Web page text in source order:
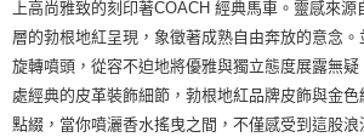
上高尚雅致的刻印著COACH 經典馬車。靈感來
層的勃根地紅呈現，象徵著成熟自由奔放的意念
旋轉噴頭，從容不迫地將優雅與獨立態度展露無
處經典的皮革裝飾細節，勃根地紅品牌皮飾與金
點綴，當你噴灑香水搖曳之間，不僅感受到這股